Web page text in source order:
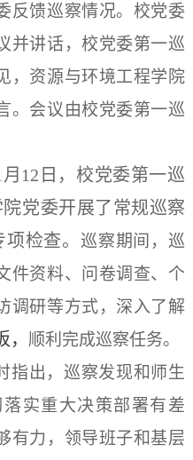
反馈巡察情况。校党委
并讲话，校党委第一巡
，资源与环境工程学院
。会议由校党委第一巡
月 12 日，校党委第一巡
党委开展了常规巡察
项检查。巡察期间，巡
件资料、问卷调查、个
调研等方式，深入了解
顺利完成巡察任务。
指出，巡察发现和师生
实重大决策部署有差
有力，领导班子和基层